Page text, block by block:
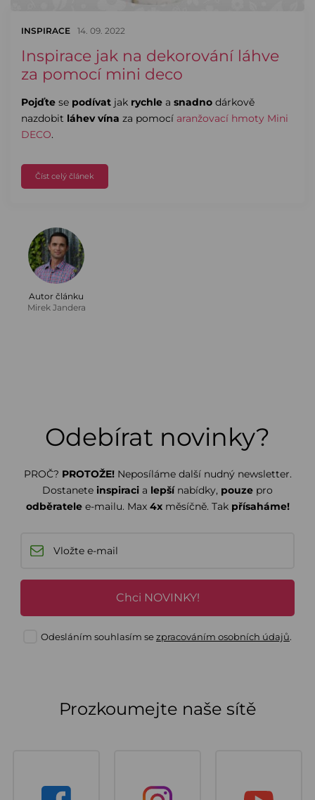
INSPIRACE 14. 09. 2022
Inspirace jak na dekorování láhve
za pomocí mini deco
Pojďte se podívat jak rychle a snadno dárkově
nazdobit láhev vína za pomocí aranžovací hmoty Mini
DECO.
Číst celý článek
Autor článku
Mirek Jandera
Odebírat novinky?
PROČ? PROTOŽE! Neposíláme další nudný newsletter.
Dostanete inspiraci a lepšínabídky, pouze pro
odběratelee-mailu. Max 4xměsíčně. Tak přísaháme!
Chci NOVINKY!
Odesláním souhlasím sezpracováním osobních údajů.
Prozkoumejte naše sítě